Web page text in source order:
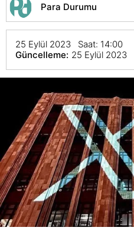
Para Durumu
25 Eylül 2023 Saat: 14:00
Güncelleme: 25 Eylül 2023